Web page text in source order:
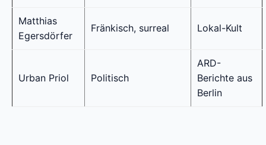
Matthias
Egersdörfer
Fränkisch, surreal Lokal-Kult
Urban Priol Politisch
ARD-
Berichte aus
Berlin